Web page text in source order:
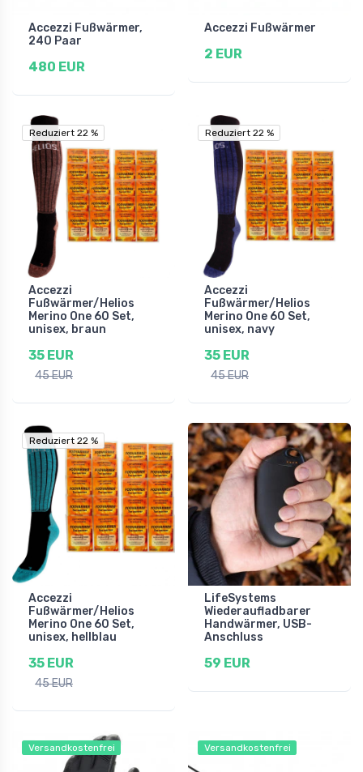
Accezzi Fußwärmer,
240 Paar
480 EUR
Accezzi Fußwärmer
2 EUR
Reduziert 22 %
Reduziert 22 %
Accezzi
Fußwärmer/Helios
Merino One 60 Set,
unisex, braun
35 EUR
45 EUR
Reduziert 22 %
Reduziert 22 %
Accezzi
Fußwärmer/Helios
Merino One 60 Set,
unisex, navy
35 EUR
45 EUR
Reduziert 22 %
Reduziert 22 %
Accezzi
Fußwärmer/Helios
Merino One 60 Set,
unisex, hellblau
35 EUR
45 EUR
LifeSystems
Wiederaufladbarer
Handwärmer, USB-
Anschluss
59 EUR
Versandkostenfrei Versandkostenfrei